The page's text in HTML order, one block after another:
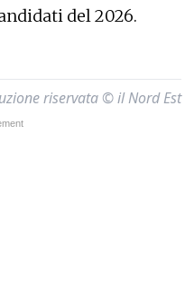
del 2026.
riservata © il Nord Est